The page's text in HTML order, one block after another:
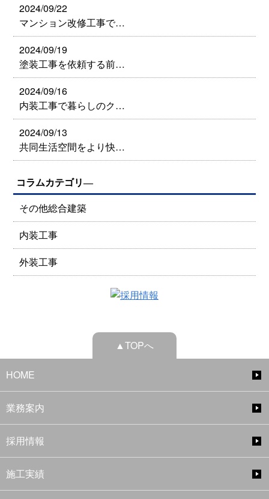
2024/09/22
マンション改修工事で…
2024/09/19
塗装工事を依頼する前…
2024/09/16
内装工事で暮らしのク…
2024/09/13
共同生活空間をより快…
コラムカテゴリ―
その他総合建築
内装工事
外装工事
▲TOPへ
HOME
業務案内
採用情報
施工実績